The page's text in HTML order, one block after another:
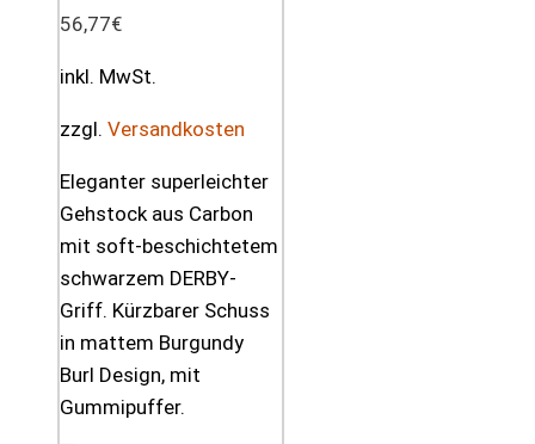
56,77€
inkl. MwSt.
zzgl. Versandkosten
Eleganter superleichter
Gehstock aus Carbon
mit soft-beschichtetem
schwarzem DERBY-
Griff. Kürzbarer Schuss
in mattem Burgundy
Burl Design, mit
Gummipuffer.